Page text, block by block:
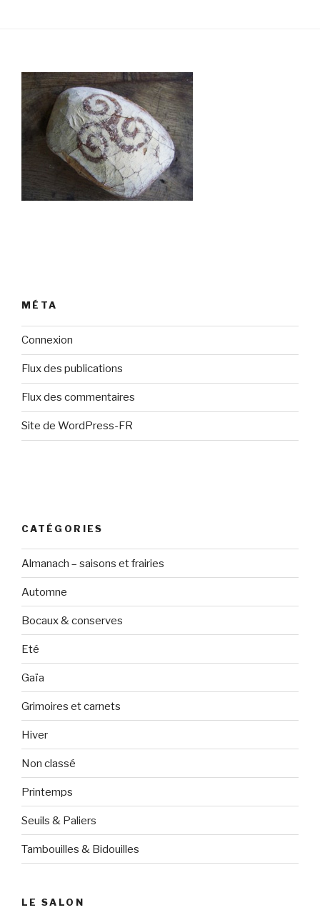
MÉTA
Connexion
Flux des publications
Flux des commentaires
Site de WordPress-FR
CATÉGORIES
Almanach – saisons et frairies
Automne
Bocaux & conserves
Eté
Gaïa
Grimoires et carnets
Hiver
Non classé
Printemps
Seuils & Paliers
Tambouilles & Bidouilles
LE SALON